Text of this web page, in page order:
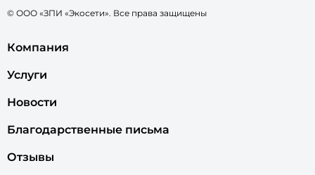
© ООО «ЗПИ «Экосети». Все права защищены
Компания
Услуги
Новости
Благодарственные письма
Отзывы